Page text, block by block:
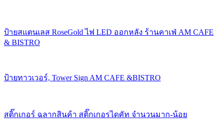
ป้ายสแตนเลส RoseGold ไฟ LED ออกหลัง ร้านคาเฟ่ AM CAFE
& BISTRO
ป้ายทาวเวอร์, Tower Sign AM CAFE &BISTRO
สติ๊กเกอร์ ฉลากสินค้า สติ๊กเกอรไดคัท จำนวนมาก-น้อย